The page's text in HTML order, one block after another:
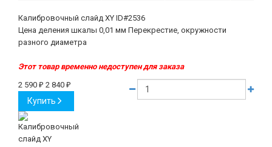
Калибровочный слайд XY ID#2536
Цена деления шкалы 0,01 мм Перекрестие, окружности
разного диаметра
Этот товар временно недоступен для заказа
2 590 ₽ 2 840 ₽
Купить